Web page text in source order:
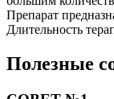
Препарат
Длительность
Полезные